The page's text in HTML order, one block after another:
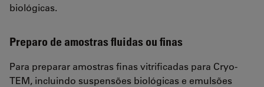
biológicas.
Preparo de amostras fluidas ou finas
Para preparar amostras finas vitrificadas para Cryo-
TEM, incluindo suspensões biológicas e emulsões